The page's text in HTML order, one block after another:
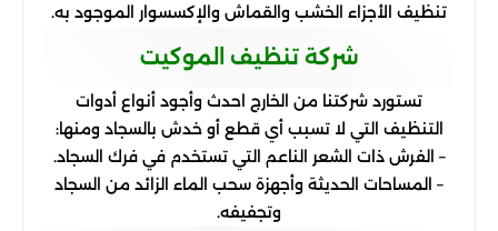
تنظيف الأجزاء الخشب والقماش والإكسسوار الموجود به.
شركة تنظيف الموكيت
تستورد شركتنا من الخارج احدث وأجود أنواع أدوات
التنظيف التي لا تسبب أي قطع أو خدش بالسجاد ومنها:
– الفرش ذات الشعر الناعم التي تستخدم في فرك السجاد.
– المساحات الحديثة وأجهزة سحب الماء الزائد من السجاد
وتجفيفه.